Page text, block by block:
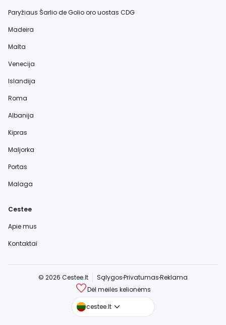
Paryžiaus Šarlio de Golio oro uostas CDG
Madeira
Malta
Venecija
Islandija
Roma
Albanija
Kipras
Maljorka
Portas
Malaga
Cestee
Apie mus
Kontaktai
© 2026 Cestee.lt SąlygosPrivatumasReklama
Dėl meilės kelionėms
cestee.lt
cestee.com
cestee.sk